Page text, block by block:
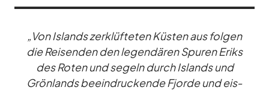
„Von Is­lands zer­klüf­te­ten Küs­ten aus fol­gen
die Rei­sen­den den le­gen­dä­ren Spu­ren Eriks
des Ro­ten und se­geln durch Is­lands und
Grön­lands be­ein­dru­ckende Fjorde und eis­